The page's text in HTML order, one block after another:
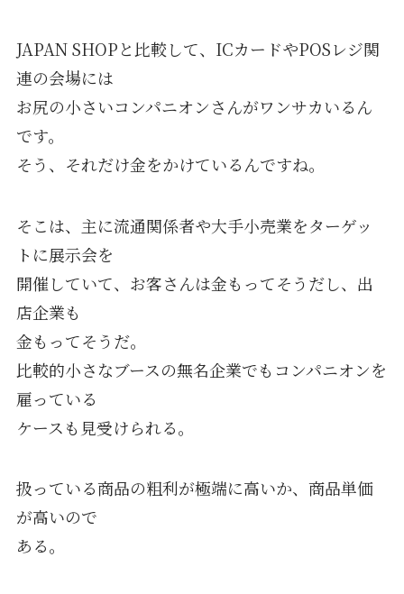
JAPAN SHOPと比較して、ICカードやPOSレジ関
連の会場には
お尻の小さいコンパニオンさんがワンサカいるん
です。
そう、それだけ金をかけているんですね。
そこは、主に流通関係者や大手小売業をターゲッ
トに展示会を
開催していて、お客さんは金もってそうだし、出
店企業も
金もってそうだ。
比較的小さなブースの無名企業でもコンパニオンを
雇っている
ケースも見受けられる。
扱っている商品の粗利が極端に高いか、商品単価
が高いので
ある。